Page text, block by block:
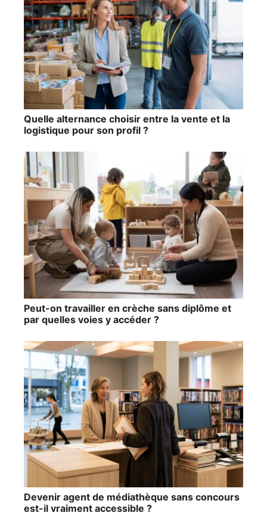
Quelle alternance choisir entre la vente et la
logistique pour son profil ?
Peut-on travailler en crèche sans diplôme et
par quelles voies y accéder ?
Devenir agent de médiathèque sans concours
est-il vraiment accessible ?